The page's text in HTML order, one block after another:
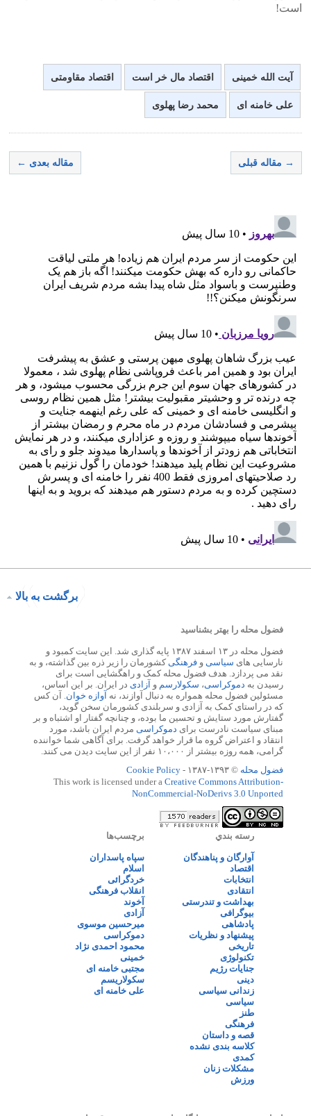
است!
آیت الله خمینی اقتصاد مال خر است اقتصاد مقاومتی
علی خامنه ای محمد رضا پهلوی
→ مقاله قبلی مقاله بعدی ←
برگشت به بالا
فضول محله را بهتر بشناسید
فضول محله در ۱۳ اسفند ۱۳۸۷ پایه گذاری شد. این سایت کمبود و
نارسایی های سیاسی و فرهنگی کشورمان را زیر ذره بین گذاشته، و به
نقد می پردازد. هدف فضول محله کمک و راهگشایی است برای
رسیدن به دموکراسی، سکولارسم و آزادی در ایران. بر این اساس،
مسئولین فضول محله همواره به دنبال آوازند، نه آوازه خوان . آن کس
که در راستای کمک به آزادی و سربلندی کشورمان سخن گوید،
گفتارش مورد ستایش و تحسین ما بوده، و چنانچه گفتار او اشتباه و بر
مبنای سیاست نادرست برای دموکراسی مردم ایران باشد، مورد
انتقاد و اعتراض گروه ما قرار خواهد گرفت. برای آگاهی شما خواننده
گرامی، همه روزه بیشتر از ۱۰،۰۰۰ نفر از این سایت دیدن می کنند.
فضول محله © ۱۳۹۳-۱۳۸۷ -
Cookie Policy
This work is licensed under a Creative Commons Attribution-
NonCommercial-NoDerivs 3.0 Unported
رسته بندي
آوارگان و پناهندگان
اقتصاد
انتخابات
انتقادی
بهداشت و تندرستی
بیوگرافی
پادشاهی
پیشنهاد و نظریات
تاریخی
تکنولوژی
جنایات رژیم
دینی
زندانی سیاسی
سیاسی
طنز
فرهنگی
قصه و داستان
کلاسه بندی نشده
کمدی
مشکلات زنان
ورزش
برچسب‌ها
سپاه پاسداران
اسلام
خردگرائی
انقلاب فرهنگی
آخوند
آزادی
میرحسین موسوی
دموکراسی
محمود احمدی نژاد
خمینی
مجتبی خامنه ای
سکولاریسم
علی خامنه ای